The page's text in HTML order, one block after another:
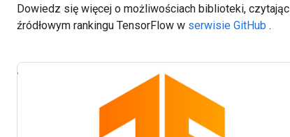
Dowiedz się więcej o możliwościach biblioteki, czytając
źródłowym rankingu TensorFlow w serwisie GitHub .